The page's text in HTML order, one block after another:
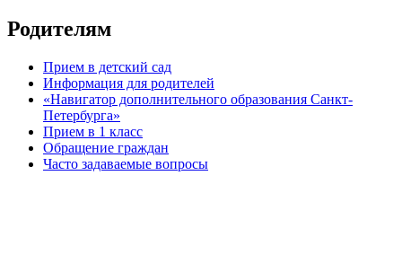
Родителям
Прием в детский сад
Информация для родителей
«Навигатор дополнительного образования Санкт-
Петербурга»
Прием в 1 класс
Обращение граждан
Часто задаваемые вопросы